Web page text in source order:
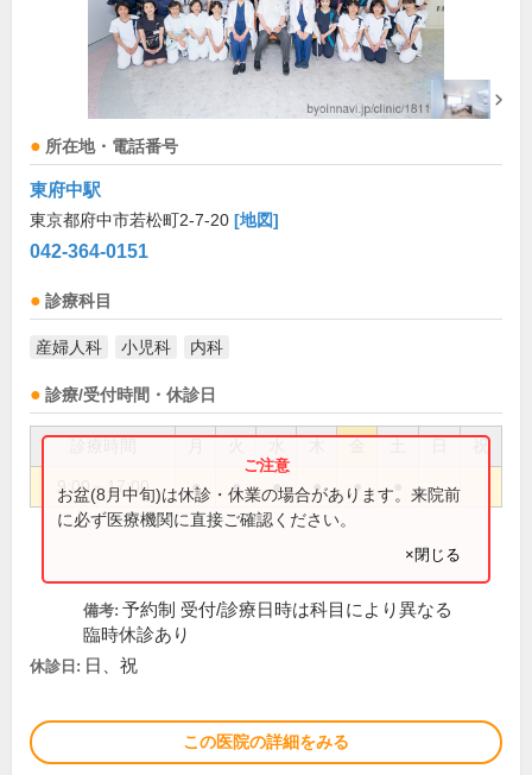
所在地・電話番号
東府中駅
東京都府中市若松町2-7-20 [地図]
042-364-0151
診療科目
産婦人科 小児科 内科
診療/受付時間・休診日
祝
9:00～17:00 ● ● ● ● ●
お盆(8月中旬)は休診・休業の場合があります。来院前
に必ず医療機関に直接ご確認ください。
×閉じる
備考: 予約制 受付/診療日時は科目により異なる
臨時休診あり
休診日: 日、祝
この医院の詳細をみる